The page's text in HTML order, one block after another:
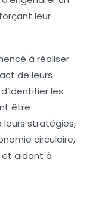
leur
à réaliser
de leurs
les
être
leurs stratégies,
circulaire,
et aidant à